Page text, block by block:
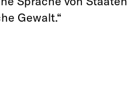
Gewalt.“